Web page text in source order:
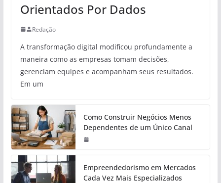
Orientados Por Dados
Redação
A transformação digital modificou profundamente a
maneira como as empresas tomam decisões,
gerenciam equipes e acompanham seus resultados.
Em um
Como Construir Negócios Menos
Dependentes de um Único Canal
Empreendedorismo em Mercados
Cada Vez Mais Especializados